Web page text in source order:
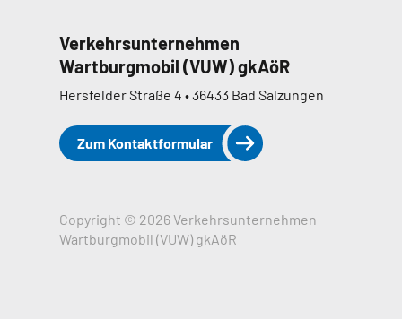
Verkehrsunternehmen
Wartburgmobil (VUW) gkAöR
Hersfelder Straße 4 • 36433 Bad Salzungen
Zum Kontaktformular
Copyright © 2026 Verkehrsunternehmen
Wartburgmobil (VUW) gkAöR